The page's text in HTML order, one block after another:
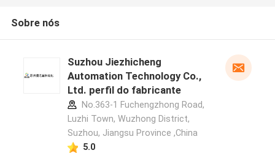
Sobre nós
Suzhou Jiezhicheng
Automation Technology Co.,
Ltd. perfil do fabricante
No.363-1 Fuchengzhong Road,
Luzhi Town, Wuzhong District,
Suzhou, Jiangsu Province ,China
5.0